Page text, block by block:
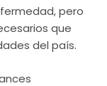
pero
que
del país.